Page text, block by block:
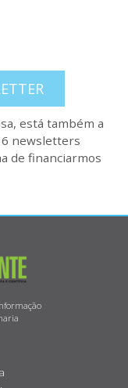
está também a
newsletters
de financiarmos